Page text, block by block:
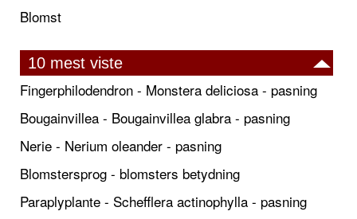
Blomst
10 mest viste
Fingerphilodendron - Monstera deliciosa - pasning
Bougainvillea - Bougainvillea glabra - pasning
Nerie - Nerium oleander - pasning
Blomstersprog - blomsters betydning
Paraplyplante - Schefflera actinophylla - pasning